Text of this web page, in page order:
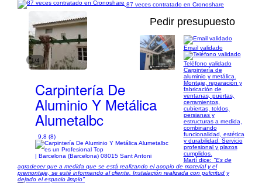
87 veces contratado en Cronoshare
1/4
Pedir presupuesto
Carpintería De
Aluminio Y Metálica
Alumetalbc
9,8 (8)
| Barcelona (Barcelona) 08015 Sant Antoni
Email validado
Teléfono validado
Carpintería de
aluminio y metálica.
Montaje, reparación y
fabricación de
ventanas, puertas,
cerramientos,
cubiertas, toldos,
persianas y
estructuras a medida,
combinando
funcionalidad, estética
y durabilidad. Servicio
profesional y plazos
cumplidos.
Martí dice: "Es de
agradecer que a medida que se está realizando el acopio de material y el
premontaje, se esté informando al cliente. Instalación realizada con pulcritud y
dejado el espacio limpio"